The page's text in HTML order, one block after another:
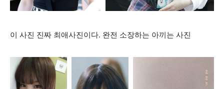
이 사진 진짜 최애사진이다. 완전 소장하는 아끼는 사진